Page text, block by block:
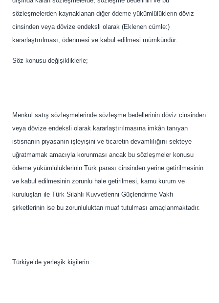
sözleşmelerden kaynaklanan diğer ödeme yükümlülüklerin döviz
cinsinden veya dövize endeksli olarak (Eklenen cümle:)
kararlaştırılması, ödenmesi ve kabul edilmesi mümkündür.
Söz konusu değişikliklerle;
Menkul satış sözleşmelerinde sözleşme bedellerinin döviz cinsinden
veya dövize endeksli olarak kararlaştırılmasına imkân tanıyan
istisnanın piyasanın işleyişini ve ticaretin devamlılığını sekteye
uğratmamak amacıyla korunması ancak bu sözleşmeler konusu
ödeme yükümlülüklerinin Türk parası cinsinden yerine getirilmesinin
ve kabul edilmesinin zorunlu hale getirilmesi, kamu kurum ve
kuruluşları ile Türk Silahlı Kuvvetlerini Güçlendirme Vakfı
şirketlerinin ise bu zorunluluktan muaf tutulması amaçlanmaktadır.
Türkiye’de yerleşik kişilerin :